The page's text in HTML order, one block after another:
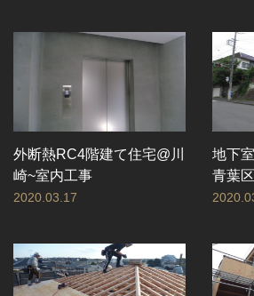
外断熱RC4階建て住宅@川
崎~室内工事
2020.03.17
地下
青葉